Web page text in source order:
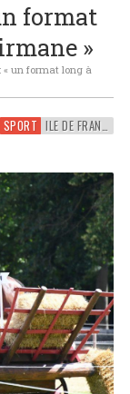
format
»
« un format long à
SPORT ILE DE FRANCE